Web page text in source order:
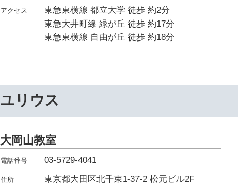
東急東横線 都立大学 徒歩 約2分
東急大井町線 緑が丘 徒歩 約17分
東急東横線 自由が丘 徒歩 約18分
ユリウス
大岡山教室
03-5729-4041
東京都大田区北千束1-37-2 松元ビル2F